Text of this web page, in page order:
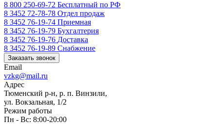
8 800 250-69-72 Бесплатный по РФ
8 3452 72-78-78 Отдел продаж
8 3452 76-19-74 Приемная
8 3452 76-19-79 Бухгалтерия
8 3452 76-19-76 Доставка
8 3452 76-19-89 Снабжение
Заказать звонок
Email
vzkg@mail.ru
Адрес
Тюменский р-н, р. п. Винзили,
ул. Вокзальная, 1/2
Режим работы
Пн - Вс: 8:00-20:00